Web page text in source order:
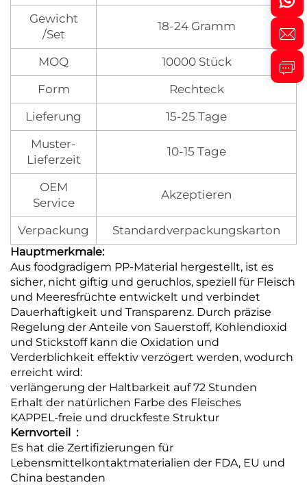
Gewicht
/Set
18-24 Gramm
MOQ
10000 Stück
Form
Rechteck
Lieferung
15-25 Tage
Muster-
Lieferzeit
10-15 Tage
OEM
Service
Akzeptieren
Verpackung Standardverpackungskarton
Hauptmerkmale:
Aus foodgradigem PP-Material hergestellt, ist es
sicher, nicht giftig und geruchlos, speziell für Fleisch
und Meeresfrüchte entwickelt und verbindet
Dauerhaftigkeit und Transparenz. Durch präzise
Regelung der Anteile von Sauerstoff, Kohlendioxid
und Stickstoff kann die Oxidation und
Verderblichkeit effektiv verzögert werden, wodurch
erreicht wird:
verlängerung der Haltbarkeit auf 72 Stunden
Erhalt der natürlichen Farbe des Fleisches
KAPPEL-freie und druckfeste Struktur
Kernvorteil ‌ :
Es hat die Zertifizierungen für
Lebensmittelkontaktmaterialien der FDA, EU und
China bestanden